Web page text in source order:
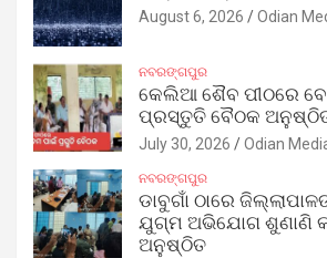
August 6, 2026 Odian
ନବରଙ୍ଗପୁର
କେଲିଆ ଶୈବ ପୀଠରେ
ପ୍ରସ୍ତୁତି ବୈଠକ
July 30, 2026 Odian
ନବରଙ୍ଗପୁର
ଡାବୁଗାଁ ଠାରେ
ଯୁଗ୍ମ ଅଭିଯୋଗ ଶୁଣାଣି
ଅନୁଷ୍ଠିତ